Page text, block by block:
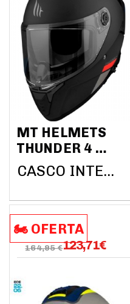
MT HELMETS
THUNDER 4 SV
SOLID A1
NEGRO MATE
CASCO INTEGRAL MT HELMETS
🏍️​​ OFERTA
164,95 €123,71€